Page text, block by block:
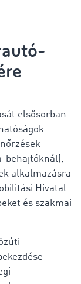
elsősorban
behajtóknál),
alkalmazásra
Hivatal
és szakmai